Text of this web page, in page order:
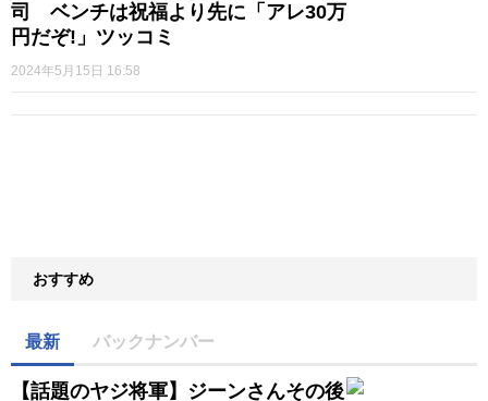
司 ベンチは祝福より先に「アレ30万
円だぞ!」ツッコミ
2024年5月15日 16:58
おすすめ
最新 バックナンバー
【話題のヤジ将軍】ジーンさんその後